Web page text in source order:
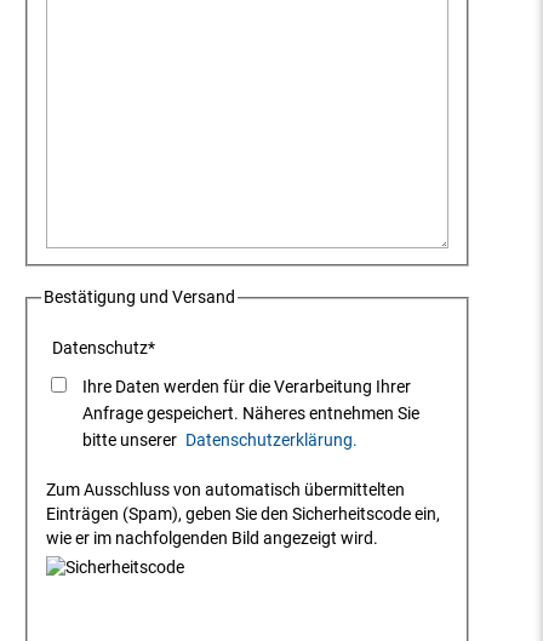
Bestätigung und Versand
Datenschutz*
Ihre Daten werden für die Verarbeitung Ihrer
Anfrage gespeichert. Näheres entnehmen Sie
bitte unserer Datenschutzerklärung.
Zum Ausschluss von automatisch übermittelten
Einträgen (Spam), geben Sie den Sicherheitscode ein,
wie er im nachfolgenden Bild angezeigt wird.